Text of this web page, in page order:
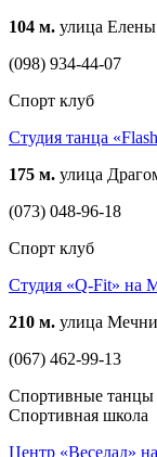
104 м. улица
(098) 934-44-07
Спорт клуб
Студия танца
175 м. улица
(073) 048-96-18
Спорт клуб
Студия «Q-Fit» на
210 м. улица
(067) 462-99-13
Спортивные танцы
Спортивная школа
Центр «Веселад»